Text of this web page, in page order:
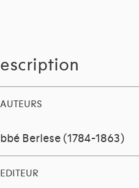
AUTEURS
Berlese (1784-1863)
EDITEUR